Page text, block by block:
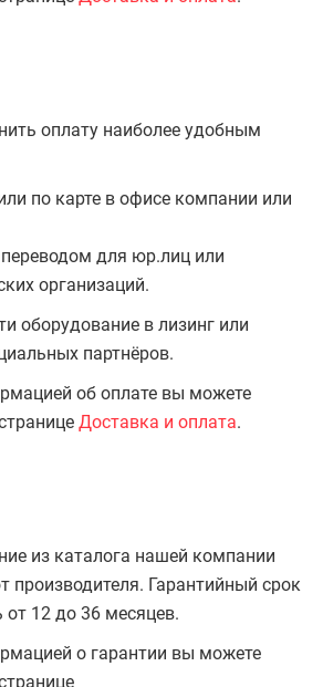
оплату наиболее удобным
по карте в офисе компании или
для юр.лиц или
организаций.
оборудование в лизинг или
партнёров.
об оплате вы можете
Доставка и оплата.
из каталога нашей компании
производителя. Гарантийный срок
от 12 до 36 месяцев.
о гарантии вы можете